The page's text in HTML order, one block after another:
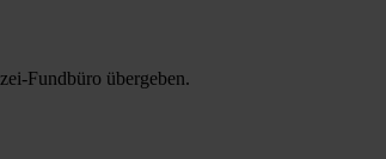
Fundbüro übergeben.